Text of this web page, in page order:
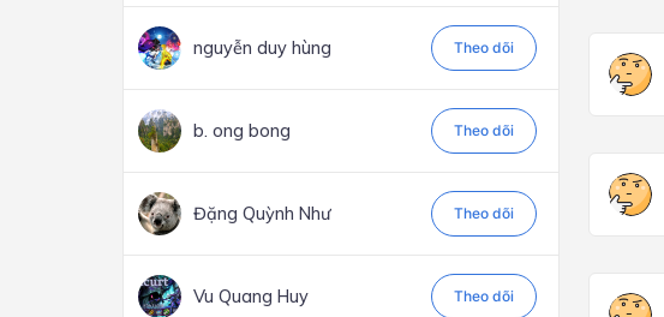
nguyễn duy hùng Theo dõi
b. ong bong Theo dõi
Đặng Quỳnh Như Theo dõi
Vu Quang Huy Theo dõi